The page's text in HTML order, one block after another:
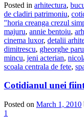
Posted in arhitectura,
de cladiri patrimoniu,
"horia creanga crezul
majuru, annie bentoiu,
cinema luxor, detalii
dimitrescu, gheorghe
mincu, jeni acterian,
scoala centrala de fete,
Cotidianul unei
Posted on March 1, 2010
1